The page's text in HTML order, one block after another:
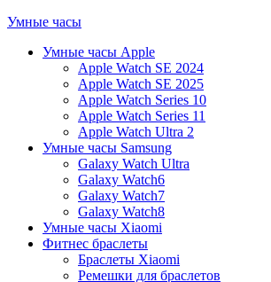
Умные часы
Умные часы Apple
Apple Watch SE 2024
Apple Watch SE 2025
Apple Watch Series 10
Apple Watch Series 11
Apple Watch Ultra 2
Умные часы Samsung
Galaxy Watch Ultra
Galaxy Watch6
Galaxy Watch7
Galaxy Watch8
Умные часы Xiaomi
Фитнес браслеты
Браслеты Xiaomi
Ремешки для браслетов